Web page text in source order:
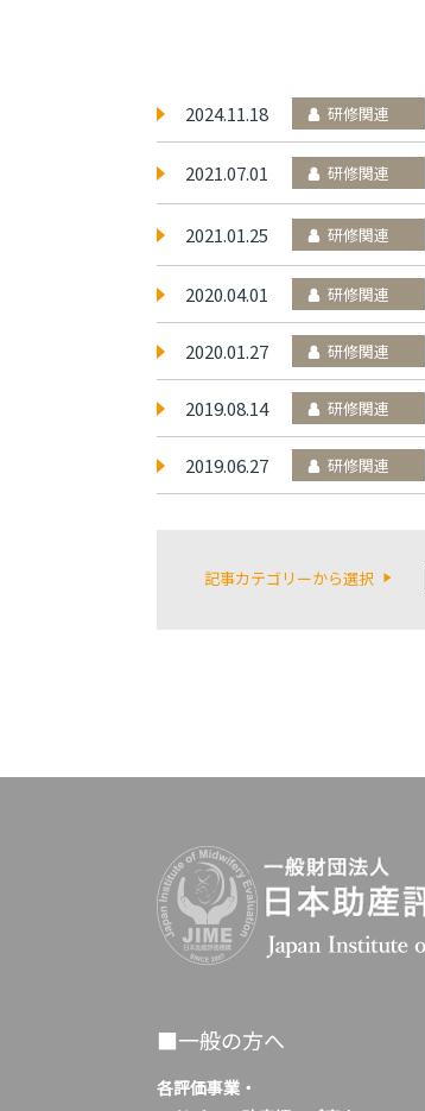
2024.11.18 研修関連
2021.07.01 研修関連
2021.01.25 研修関連
2020.04.01 研修関連
2020.01.27 研修関連
2019.08.14 研修関連
2019.06.27 研修関連
記事カテゴリーから選択
■一般の方へ
各評価事業・